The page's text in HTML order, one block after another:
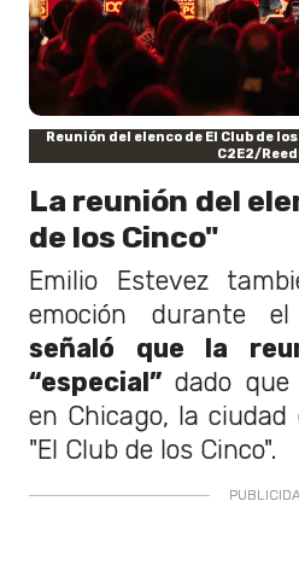
Reunión del elenco de El Club de
C2E2/
La reunión del
de los Cinco"
Emilio Estevez
emoción durante
señaló que la
“especial” dado
en Chicago, la
"El Club de los Cinco".